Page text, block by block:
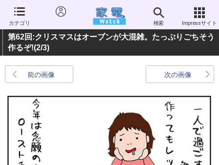
カテゴリ 検索 Impressサイト
第62回:クリスマスはオーブンが大混雑。たっぷりごちそう
作るぞ!(2/3)
前の画像 次の画像